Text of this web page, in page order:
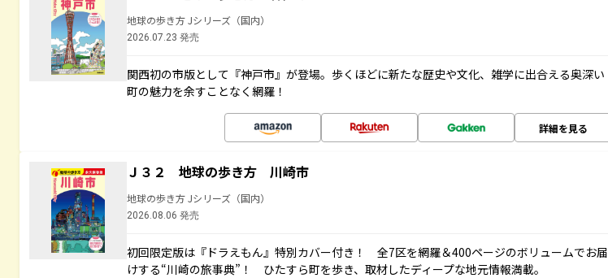
地球の歩き方 Jシリーズ（国内）
2026.07.23 発売
関西初の市版として『神戸市』が登場。歩くほどに新たな歴史や文化、雑学に出合える奥深い
町の魅力を余すことなく網羅！
詳細を見る
Ｊ３２ 地球の歩き方 川崎市
地球の歩き方 Jシリーズ（国内）
2026.08.06 発売
初回限定版は『ドラえもん』特別カバー付き！ 全7区を網羅＆400ページのボリュームでお届
けする“川崎の旅事典”！ ひたすら町を歩き、取材したディープな地元情報満載。